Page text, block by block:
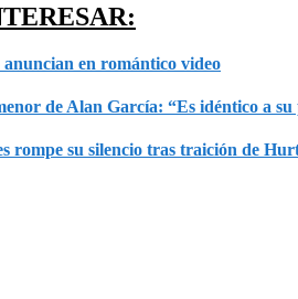
en romántico video
de Alan García: “Es idéntico a
rompe su silencio tras traición de